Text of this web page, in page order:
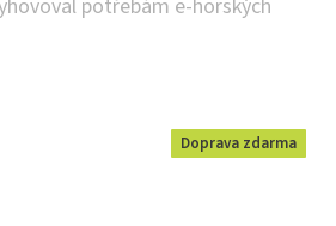
potřebám e-horských
Doprava zdarma